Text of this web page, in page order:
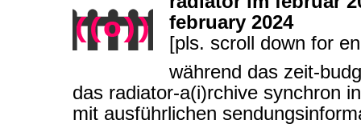
february 2024
[pls. scroll down for
während das zeit-
das radiator-a(i)rchive synchron
mit ausführlichen